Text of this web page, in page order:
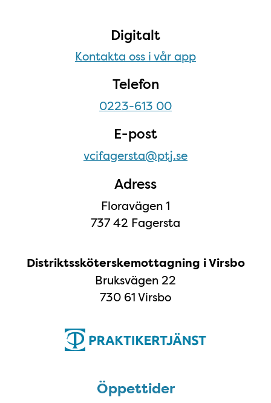
Digitalt
Kontakta oss i vår app
Telefon
0223-613 00
E-post
vcifagersta@ptj.se
Adress
Floravägen 1
737 42 Fagersta
Distriktssköterskemottagning i Virsbo
Bruksvägen 22
730 61 Virsbo
Öppettider